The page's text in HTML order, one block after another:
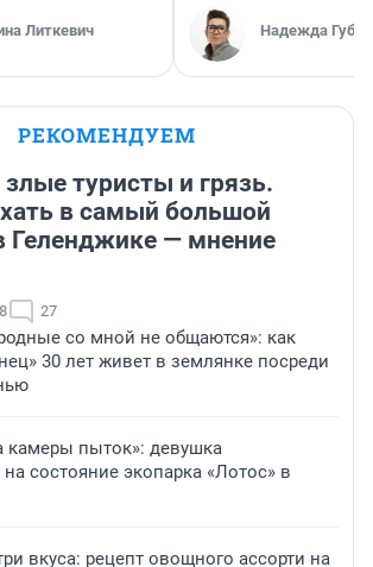
Литкевич Надежда
РЕКОМЕНДУЕМ
злые туристы и грязь.
в самый большой
Геленджике — мнение
27
со мной не общаются»: как
30 лет живет в землянке посреди
камеры пыток»: девушка
состояние экопарка «Лотос» в
вкуса: рецепт овощного ассорти на